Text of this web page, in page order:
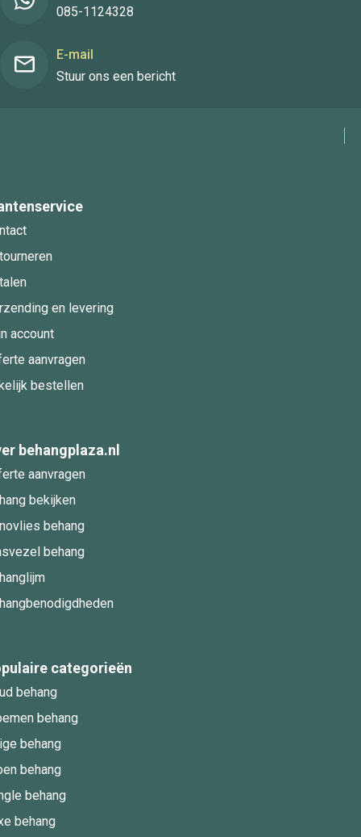
085-1124328
E-mail
Stuur ons een bericht
en levering
account
aanvragen
bestellen
behangplaza.nl
aanvragen
bekijken
behang
behang
categorieën
behang
behang
behang
behang
behang
behang